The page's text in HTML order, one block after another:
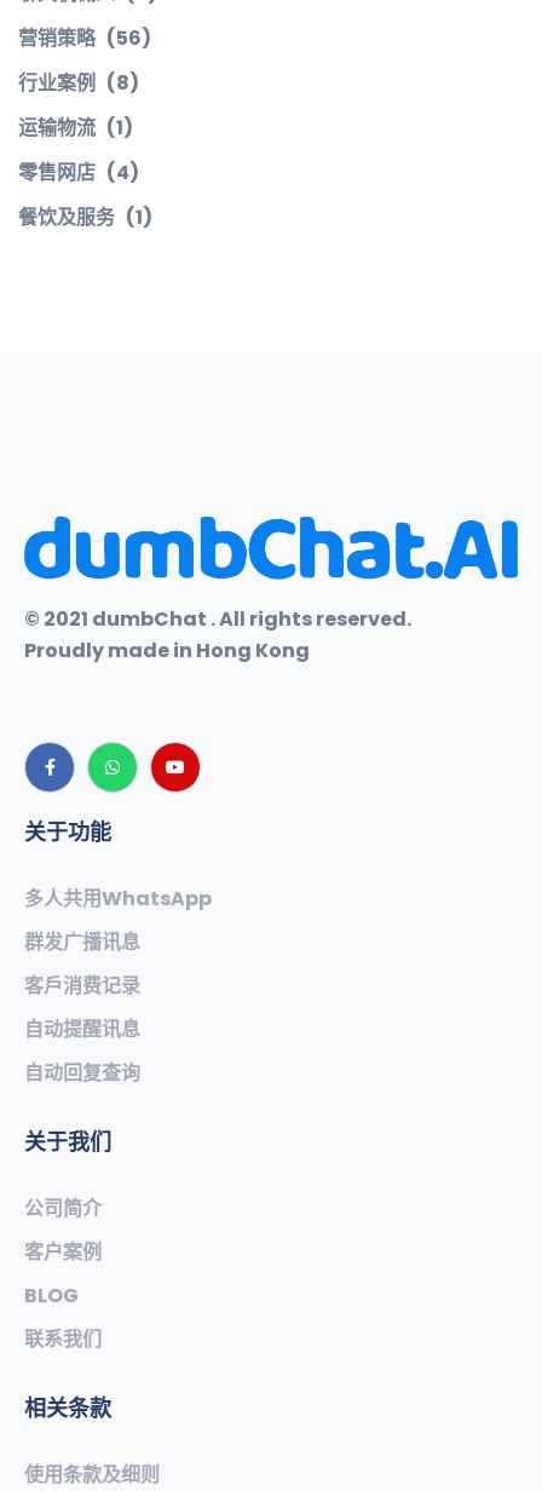
营销策略 (56)
行业案例 (8)
运输物流 (1)
零售网店 (4)
餐饮及服务 (1)
© 2021 dumbChat . All rights reserved.
Proudly made in Hong Kong
关于功能
多人共用WhatsApp
群发广播讯息
客戶消费记录
自动提醒讯息
自动回复查询
关于我们
公司简介
客户案例
BLOG
联系我们
相关条款
使用条款及细则